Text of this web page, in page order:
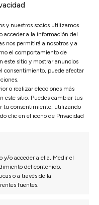
y nuestros socios utilizamos
acceder a la información del
nos permitirá a nosotros y a
el comportamiento de
este sitio y mostrar anuncios
consentimiento, puede afectar
o realizar elecciones más
este sitio. Puedes cambiar tus
tu consentimiento, utilizando
clic en el icono de Privacidad
y/o acceder a ella, Medir el
del contenido,
o a través de la
fuentes.
PAGO
ahora el 30% y
el colchón en
sin intereses